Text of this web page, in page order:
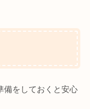
備をしておくと安心